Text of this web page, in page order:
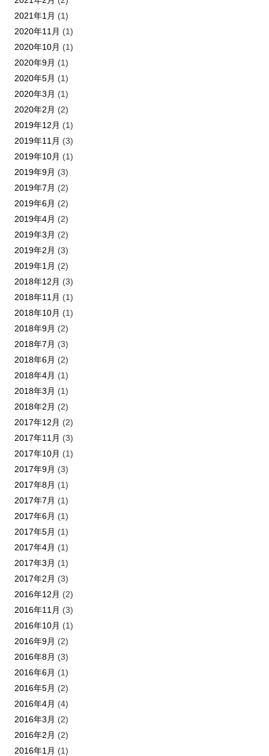
2021年1月 (1)
2020年11月 (1)
2020年10月 (1)
2020年9月 (1)
2020年5月 (1)
2020年3月 (1)
2020年2月 (2)
2019年12月 (1)
2019年11月 (3)
2019年10月 (1)
2019年9月 (3)
2019年7月 (2)
2019年6月 (2)
2019年4月 (2)
2019年3月 (2)
2019年2月 (3)
2019年1月 (2)
2018年12月 (3)
2018年11月 (1)
2018年10月 (1)
2018年9月 (2)
2018年7月 (3)
2018年6月 (2)
2018年4月 (1)
2018年3月 (1)
2018年2月 (2)
2017年12月 (2)
2017年11月 (3)
2017年10月 (1)
2017年9月 (3)
2017年8月 (1)
2017年7月 (1)
2017年6月 (1)
2017年5月 (1)
2017年4月 (1)
2017年3月 (1)
2017年2月 (3)
2016年12月 (2)
2016年11月 (3)
2016年10月 (1)
2016年9月 (2)
2016年8月 (3)
2016年6月 (1)
2016年5月 (2)
2016年4月 (4)
2016年3月 (2)
2016年2月 (2)
2016年1月 (1)